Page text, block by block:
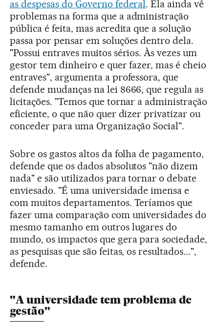
as despesas do Governo federal. Ela ainda vê
problemas na forma que a administração
pública é feita, mas acredita que a solução
passa por pensar em soluções dentro dela.
"Possui entraves muitos sérios. Às vezes um
gestor tem dinheiro e quer fazer, mas é cheio
entraves", argumenta a professora, que
defende mudanças na lei 8666, que regula as
licitações. "Temos que tornar a administração
eficiente, o que não quer dizer privatizar ou
conceder para uma Organização Social".
Sobre os gastos altos da folha de pagamento,
defende que os dados absolutos "não dizem
nada" e são utilizados para tornar o debate
enviesado. "É uma universidade imensa e
com muitos departamentos. Teríamos que
fazer uma comparação com universidades do
mesmo tamanho em outros lugares do
mundo, os impactos que gera para sociedade,
as pesquisas que são feitas, os resultados...",
defende.
"A universidade tem problema de
gestão"